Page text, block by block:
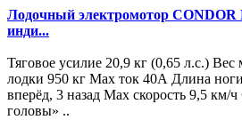
Лодочный электромотор CONDOR
инди...
Тяговое усилие 20,9 кг (0,65 л.с.)
лодки 950 кг Мах ток 40А Длина
вперёд, 3 назад Мах скорость 9,5 км/
головы» ..